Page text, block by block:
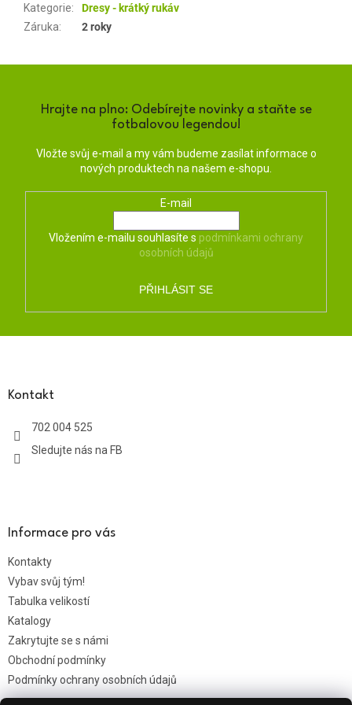
Kategorie:
Dresy - krátký rukáv
Záruka: 2 roky
Hrajte na plno: Odebírejte novinky a staňte se
fotbalovou legendou!
Vložte svůj e-mail a my vám budeme zasílat informace o
nových produktech na našem e-shopu.
E-mail
Vložením e-mailu souhlasíte s podmínkami ochrany
osobních údajů
PŘIHLÁSIT SE
Kontakt
702 004 525
Sledujte nás na FB
Informace pro vás
Kontakty
Vybav svůj tým!
Tabulka velikostí
Katalogy
Zakrytujte se s námi
Obchodní podmínky
Podmínky ochrany osobních údajů